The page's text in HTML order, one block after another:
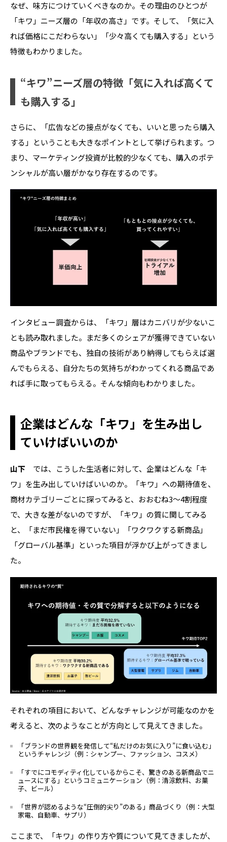
なぜ、味方につけていくべきなのか。その理由のひとつが
「キワ」ニーズ層の「年収の高さ」です。そして、「気に入
れば価格にこだわらない」「少々高くても購入する」という
特徴もわかりました。
“キワ”ニーズ層の特徴「気に入れば高くて
も購入する」
さらに、「広告などの接点がなくても、いいと思ったら購入
する」ということも大きなポイントとして挙げられます。つ
まり、マーケティング投資が比較的少なくても、購入のポテ
ンシャルが高い層がかなり存在するのです。
インタビュー調査からは、「キワ」層はカニバリが少ないこ
とも読み取れました。まだ多くのシェアが獲得できていない
商品やブランドでも、独自の技術があり納得してもらえば選
んでもらえる、自分たちの気持ちがわかってくれる商品であ
れば手に取ってもらえる。そんな傾向もわかりました。
企業はどんな「キワ」を生み出し
ていけばいいのか
山下 では、こうした生活者に対して、企業はどんな「キ
ワ」を生み出していけばいいのか。「キワ」への期待値を、
商材カテゴリーごとに探ってみると、おおむね3～4割程度
で、大きな差がないのですが、「キワ」の質に関してみる
と、「まだ市民権を得ていない」「ワクワクする新商品」
「グローバル基準」といった項目が浮かび上がってきまし
た。
それぞれの項目において、どんなチャレンジが可能なのかを
考えると、次のようなことが方向として見えてきました。
「ブランドの世界観を発信して“私だけのお気に入り ”に食い込む」
というチャレンジ（例：シャンプー、ファッション、コスメ）
「すでにコモディティ化しているからこそ、驚きのある新商品でニ
ュースにする」というコミュニケーション（例：清涼飲料、お菓
子、ビール）
「世界が認めるような“圧倒的尖り ”のある」商品づくり（例：大型
家電、自動車、サプリ）
ここまで、「キワ」の作り方や質について見てきましたが、